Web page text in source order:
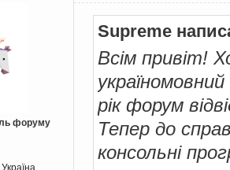
форуму
Supreme
Всім привіт!
рік форум
Тепер до
консольні